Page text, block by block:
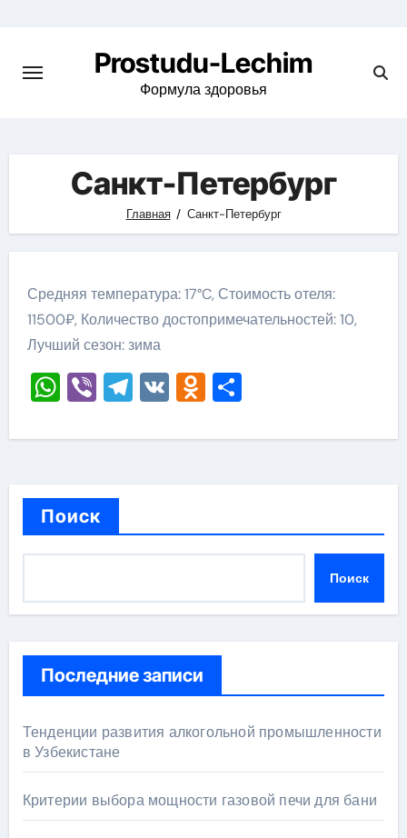
содержимому
Prostudu-Lechim
Формула здоровья
Санкт-Петербург
Главная Санкт-Петербург
Средняя температура: 17°C, Стоимость отеля:
11500₽, Количество достопримечательностей: 10,
Лучший сезон: зима
WhatsApp
ViberTelegram
VKOdnoklassniki
Отправить
Поиск
Поиск
Последние записи
Тенденции развития алкогольной промышленности
в Узбекистане
Критерии выбора мощности газовой печи для бани